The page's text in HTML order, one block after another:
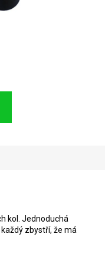
kol. Jednoduchá
zbystří, že má